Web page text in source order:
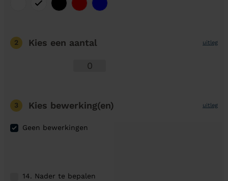
2 Kies een aantal uitleg
3 Kies bewerking(en) uitleg
Geen bewerkingen
14. Nader te bepalen